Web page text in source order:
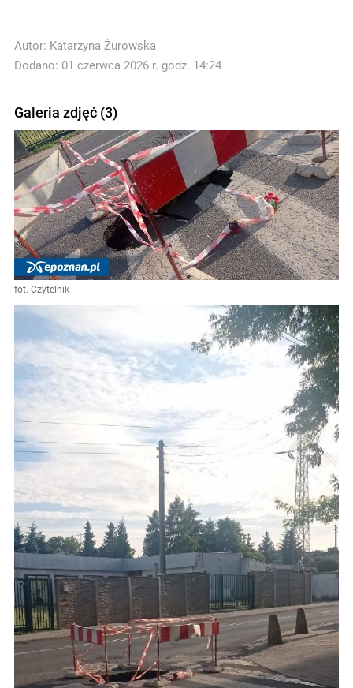
Autor: Katarzyna Żurowska
Dodano: 01 czerwca 2026 r. godz. 14:24
Galeria zdjęć (3)
fot. Czytelnik